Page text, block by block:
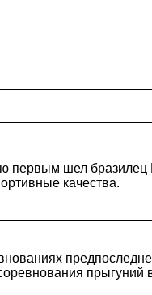
шел бразилец
качества.
прыгуний